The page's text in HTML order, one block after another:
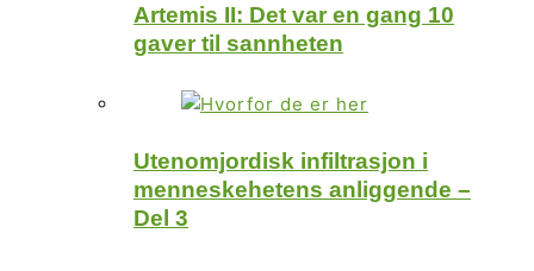
Artemis II: Det var en gang 10
gaver til sannheten
Utenomjordisk infiltrasjon i
menneskehetens anliggende –
Del 3